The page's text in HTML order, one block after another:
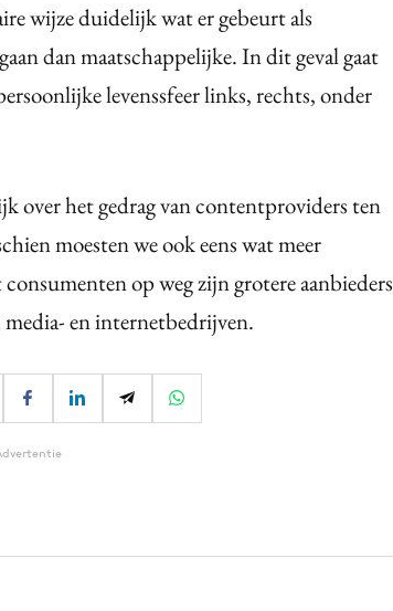
wijze duidelijk wat er gebeurt als
dan maatschappelijke. In dit geval gaat
levenssfeer links, rechts, onder
over het gedrag van contentproviders ten
moesten we ook eens wat meer
op weg zijn grotere aanbieders
en internetbedrijven.